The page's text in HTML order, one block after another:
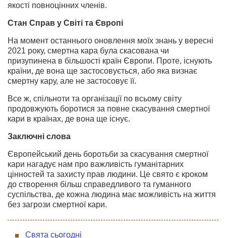
якості повноцінних членів.
Стан Справ у Світі та Європі
На момент останнього оновлення моїх знань у вересні
2021 року, смертна кара була скасована чи
призупинена в більшості країн Європи. Проте, існують
країни, де вона ще застосовується, або яка визнає
смертну кару, але не застосовує її.
Все ж, спільноти та організації по всьому світу
продовжують боротися за повне скасування смертної
кари в країнах, де вона ще існує.
Заключні слова
Європейський день боротьби за скасування смертної
кари нагадує нам про важливість гуманітарних
цінностей та захисту прав людини. Це свято є кроком
до створення більш справедливого та гуманного
суспільства, де кожна людина має можливість на життя
без загрози смертної кари.
Свята сьогодні